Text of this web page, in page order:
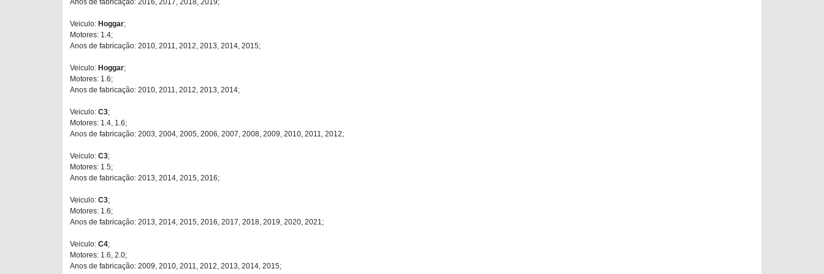
Veiculo: Hoggar;
Motores: 1.4;
Anos de fabricação: 2010, 2011, 2012, 2013, 2014, 2015;
Veiculo: Hoggar;
Motores: 1.6;
Anos de fabricação: 2010, 2011, 2012, 2013, 2014;
Veiculo: C3;
Motores: 1.4, 1.6;
Anos de fabricação: 2003, 2004, 2005, 2006, 2007, 2008, 2009, 2010, 2011, 2012;
Veiculo: C3;
Motores: 1.5;
Anos de fabricação: 2013, 2014, 2015, 2016;
Veiculo: C3;
Motores: 1.6;
Anos de fabricação: 2013, 2014, 2015, 2016, 2017, 2018, 2019, 2020, 2021;
Veiculo: C4;
Motores: 1.6, 2.0;
Anos de fabricação: 2009, 2010, 2011, 2012, 2013, 2014, 2015;